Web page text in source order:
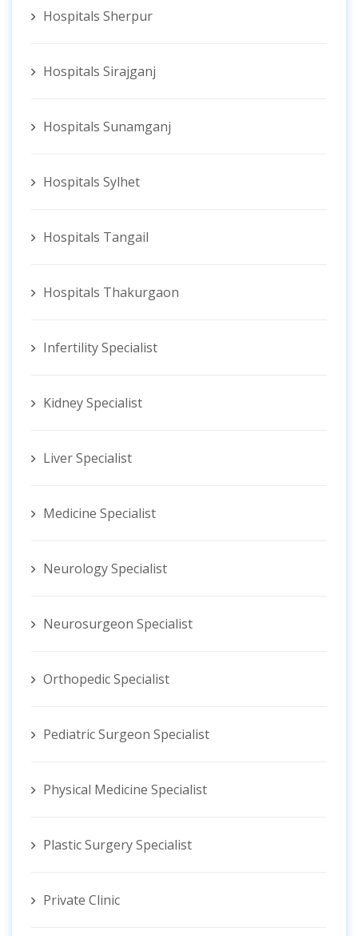
Hospitals Sherpur
Hospitals Sirajganj
Hospitals Sunamganj
Hospitals Sylhet
Hospitals Tangail
Hospitals Thakurgaon
Infertility Specialist
Kidney Specialist
Liver Specialist
Medicine Specialist
Neurology Specialist
Neurosurgeon Specialist
Orthopedic Specialist
Pediatric Surgeon Specialist
Physical Medicine Specialist
Plastic Surgery Specialist
Private Clinic